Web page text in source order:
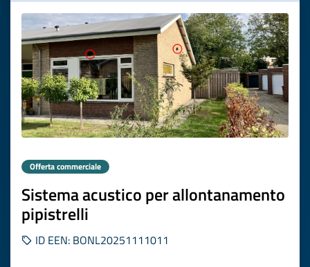
Offerta commerciale
Sistema acustico per allontanamento
pipistrelli
ID EEN: BONL20251111011